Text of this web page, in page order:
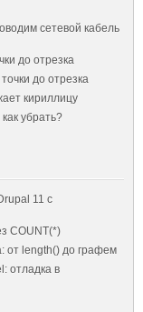
сетевой кабель
до отрезка
до отрезка
кириллицу
убрать?
11 с
COUNT(*)
от length() до графем
отладка в